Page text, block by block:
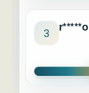
3 r*****o